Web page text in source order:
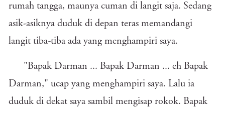
rumah tangga, maunya cuman di langit saja. Sedang
asik-asiknya duduk di depan teras memandangi
langit tiba-tiba ada yang menghampiri saya.
"Bapak Darman ... Bapak Darman ... eh Bapak
Darman," ucap yang menghampiri saya. Lalu ia
duduk di dekat saya sambil mengisap rokok. Bapak